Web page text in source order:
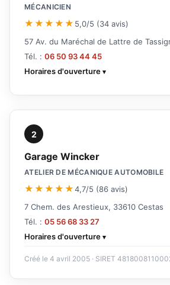
MÉCANICIEN
★★★★★ 5,0/5 (34 avis)
57 Av. du Maréchal de Lattre de
Tél. : 06 50 93 44 45
Horaires d'ouverture
2
Garage Wincker
ATELIER DE MÉCANIQUE AUTOMOBILE
★★★★★4,7/5 (86 avis)
7 Chem. des Arestieux, 33610 Cestas
Tél. : 05 56 68 33 27
Horaires d'ouverture
Créé le 4 avril 2005 · SIRET